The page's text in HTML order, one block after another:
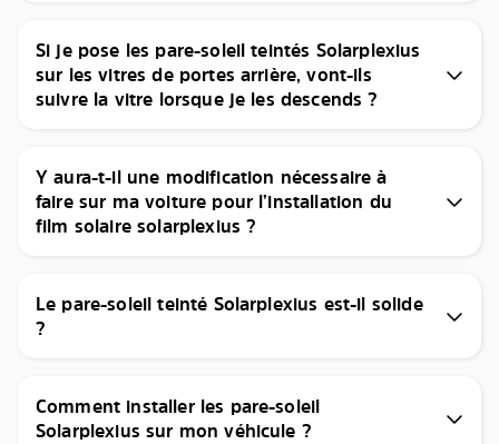
Si je pose les pare-soleil teintés Solarplexius
sur les vitres de portes arrière, vont-ils
suivre la vitre lorsque je les descends ?
Y aura-t-il une modification nécessaire à
faire sur ma voiture pour l’installation du
film solaire solarplexius ?
Le pare-soleil teinté Solarplexius est-il solide
?
Comment installer les pare-soleil
Solarplexius sur mon véhicule ?